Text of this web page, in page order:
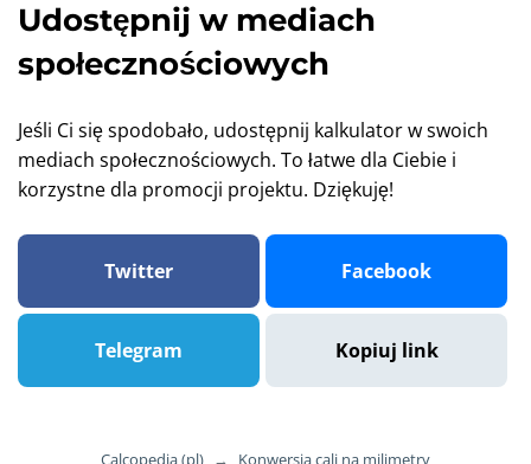
Udostępnij w mediach
społecznościowych
Jeśli Ci się spodobało, udostępnij kalkulator w swoich
mediach społecznościowych. To łatwe dla Ciebie i
korzystne dla promocji projektu. Dziękuję!
Twitter Facebook
Telegram Kopiuj link
Calcopedia (pl) → Konwersja cali na milimetry